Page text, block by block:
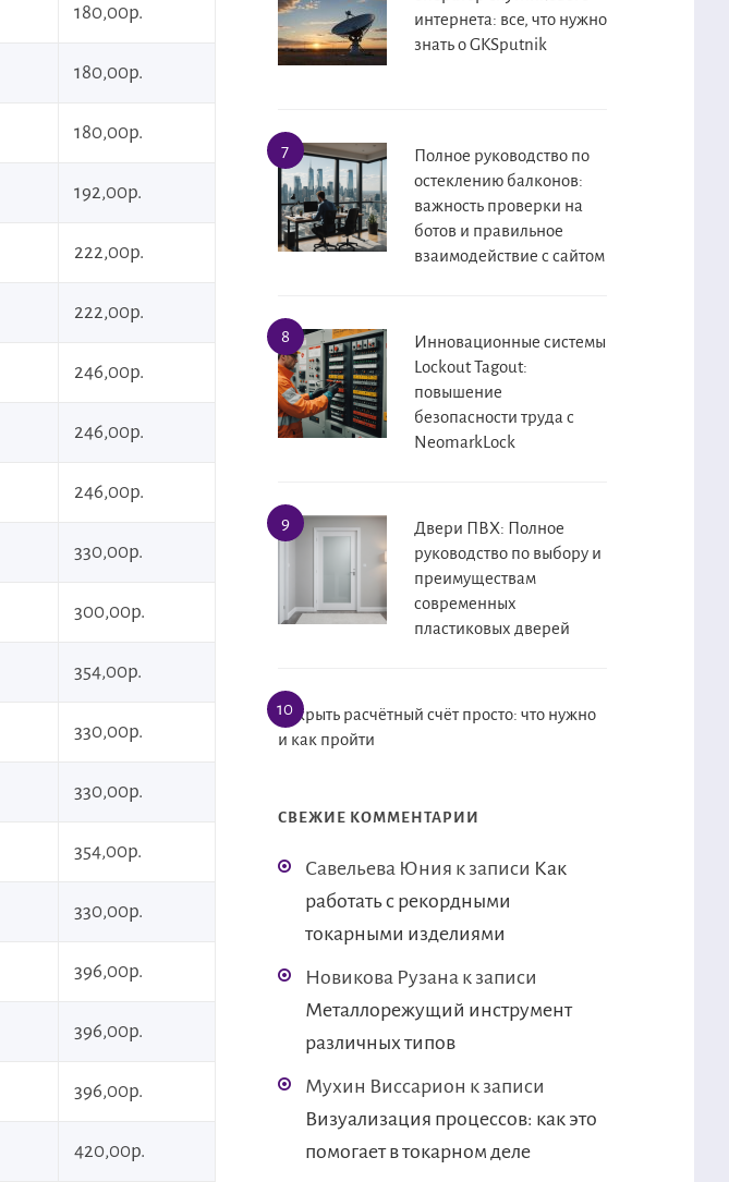
180,00р.
180,00р.
180,00р.
192,00р.
222,00р.
222,00р.
246,00р.
246,00р.
246,00р.
330,00р.
300,00р.
354,00р.
330,00р.
330,00р.
354,00р.
330,00р.
396,00р.
396,00р.
396,00р.
420,00р.
интернета: все, что нужно
знать о GKSputnik
Полное руководство по
остеклению балконов:
важность проверки на
ботов и правильное
взаимодействие с сайтом
Инновационные системы
Lockout Tagout:
повышение
безопасности труда с
NeomarkLock
Двери ПВХ: Полное
руководство по выбору и
преимуществам
современных
пластиковых дверей
Открыть расчётный счёт просто: что нужно
и как пройти
СВЕЖИЕ КОММЕНТАРИИ
Савельева Юния к записи Как
работать с рекордными
токарными изделиями
Новикова Рузана к записи
Металлорежущий инструмент
различных типов
Мухин Виссарион к записи
Визуализация процессов: как это
помогает в токарном деле